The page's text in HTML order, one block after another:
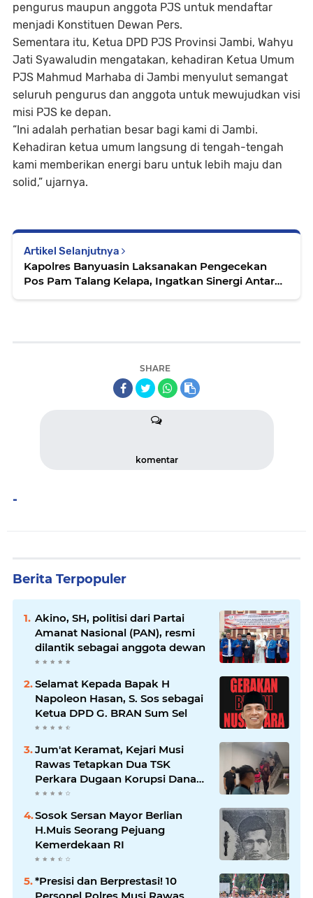
pengurus maupun anggota PJS untuk mendaftar
menjadi Konstituen Dewan Pers.
Sementara itu, Ketua DPD PJS Provinsi Jambi, Wahyu
Jati Syawaludin mengatakan, kehadiran Ketua Umum
PJS Mahmud Marhaba di Jambi menyulut semangat
seluruh pengurus dan anggota untuk mewujudkan visi
misi PJS ke depan.
“Ini adalah perhatian besar bagi kami di Jambi.
Kehadiran ketua umum langsung di tengah-tengah
kami memberikan energi baru untuk lebih maju dan
solid,” ujarnya.
Artikel Selanjutnya
Kapolres Banyuasin Laksanakan Pengecekan
Pos Pam Talang Kelapa, Ingatkan Sinergi Antar
SHARE
komentar
-
Berita Terpopuler
Akino, SH, politisi dari Partai
Amanat Nasional (PAN), resmi
dilantik sebagai anggota dewan
Selamat Kepada Bapak H
Napoleon Hasan, S. Sos sebagai
Ketua DPD G. BRAN Sum Sel
Jum'at Keramat, Kejari Musi
Rawas Tetapkan Dua TSK
Perkara Dugaan Korupsi Dana
Peremajaan PSR
Sosok Sersan Mayor Berlian
H.Muis Seorang Pejuang
Kemerdekaan RI
*Presisi dan Berprestasi! 10